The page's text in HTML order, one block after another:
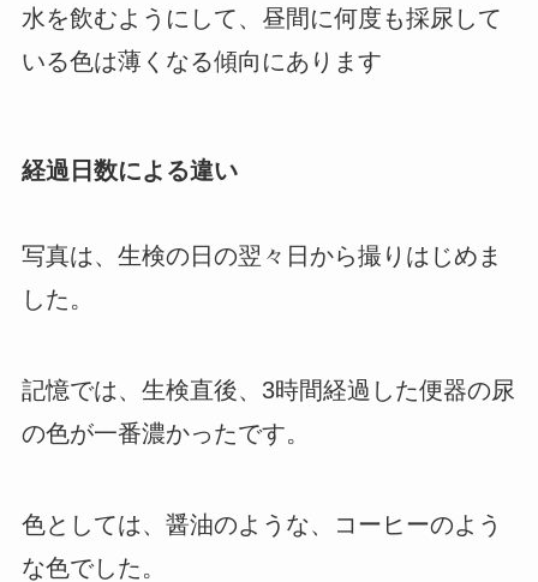
水を飲むようにして、昼間に何度も採尿して
いる色は薄くなる傾向にあります
経過日数による違い
写真は、生検の日の翌々日から撮りはじめま
した。
記憶では、生検直後、3時間経過した便器の尿
の色が一番濃かったです。
色としては、醤油のような、コーヒーのよう
な色でした。